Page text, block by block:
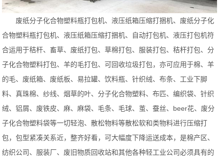
废纸分子化合物塑料瓶打包机、液压纸箱压缩打捆机、废纸分子化
合物塑料瓶打包机、液压纸箱压缩打捆机、自动打包机、液压打包机符
合运用于秸杆、畜草、废纸打包、草棉打包、服装打包、秸杆打包、分
子化合物塑料打包、羊的毛打包、可回收垃圾打包，亦可应用于棉、羊
的毛、废纸箱、废纸板、易拉罐、饮料瓶、针织绒、布条、工业下脚
料、真珠棉、纱线、烟草的叶、分子化合物塑料、布匹、编织袋、针织
绒、铝屑、废铁皮、麻、麻袋、毛条、毛球、茧、蚕丝、beer花、废分
子化合物塑料袋等一切轻泡、散松物料等散松软和类物料进行压缩打
包，包型紧凑关系近，整齐好看，可大幅度下降运送成本，是棉产区、
纺织公司、服装厂、废旧物质回收站和其他各种轻工业公司必须具有的